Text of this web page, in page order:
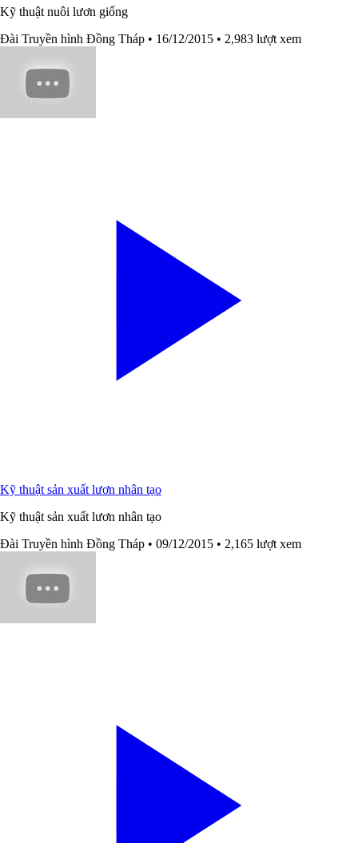
Kỹ thuật nuôi lươn giống
Đài Truyền hình Đồng Tháp • 16/12/2015 • 2,983 lượt xem
Kỹ thuật sản xuất lươn nhân tạo
Kỹ thuật sản xuất lươn nhân tạo
Đài Truyền hình Đồng Tháp • 09/12/2015 • 2,165 lượt xem